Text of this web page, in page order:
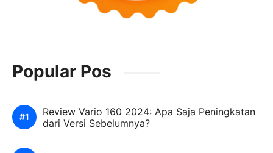
Popular Pos
Review Vario 160 2024: Apa Saja Peningkatan
dari Versi Sebelumnya?